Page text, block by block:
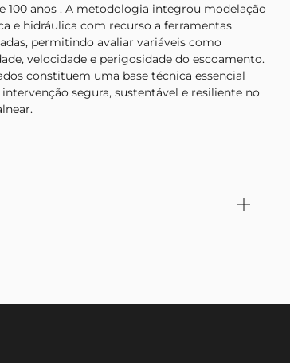
100 anos . A metodologia integrou modelação
e hidráulica com recurso a ferramentas
permitindo avaliar variáveis como
velocidade e perigosidade do escoamento.
constituem uma base técnica essencial
segura, sustentável e resiliente no